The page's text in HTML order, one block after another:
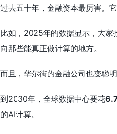
过去五十年，金融资本最厉害。
比如，2025年的数据显示，大家
向那些能真正做计算的地方。
而且，华尔街的金融公司也变聪
到2030年，全球数据中心要花
的AI计算。